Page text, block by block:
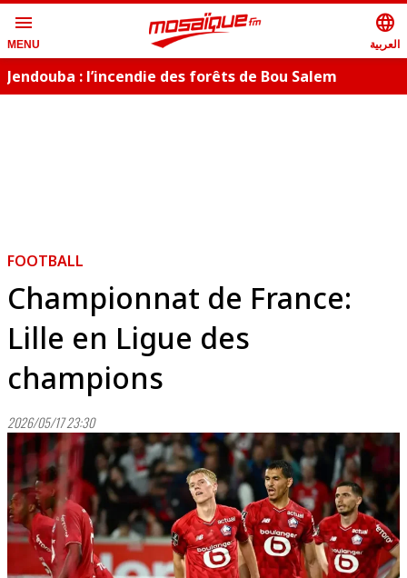
menu
MENU
language
العربية
Jendouba : l’incendie des forêts de Bou Salem
FOOTBALL
Championnat de France:
Lille en Ligue des
champions
2026/05/17 23:30